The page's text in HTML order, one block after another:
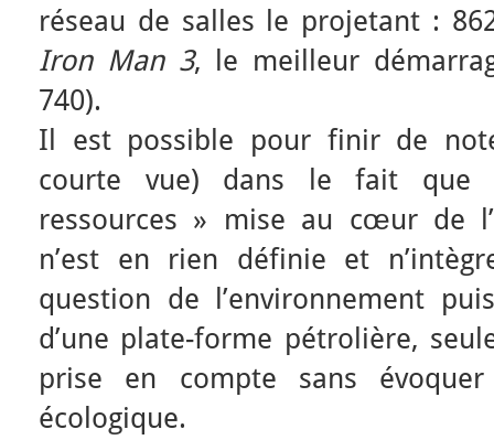
réseau de salles le projetant :
Iron Man 3, le meilleur
740).
Il est possible pour finir de
courte vue) dans le fait que
ressources » mise au cœur de
n’est en rien définie et
question de l’environnement
d’une plate-forme pétrolière,
prise en compte sans
écologique.